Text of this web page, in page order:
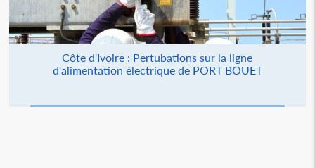
Côte d'Ivoire : Pertubations sur la ligne
d'alimentation électrique de PORT BOUET